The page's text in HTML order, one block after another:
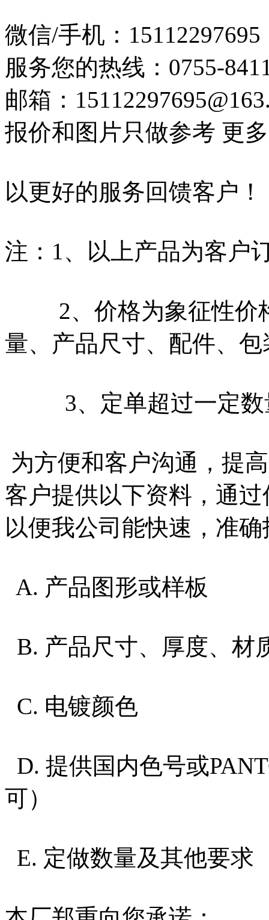
微信/手机：
服务您的热线：0755-
邮箱：
报价和图片只做参考 更
以更好的服务回馈客户！
注：1、以上产品为客户
2、价格为象征性价
量、产品尺寸、配件、
3、定单超过一定数
为方便和客户沟通，提
客户提供以下资料，通
以便我公司能快速，准
A. 产品图形或样板
B. 产品尺寸、厚度、
C. 电镀颜色
D. 提供国内色号或
可）
E. 定做数量及其他要求